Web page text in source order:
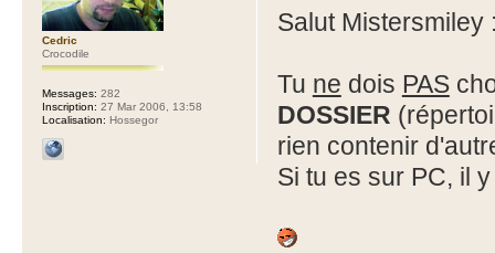
Salut Mistersmiley
Tu ne dois PAS
DOSSIER
rien contenir
Si tu es sur PC, il
Cedric
Crocodile
Messages: 282
Inscription: 27 Mar 2006, 13:58
Localisation: Hossegor